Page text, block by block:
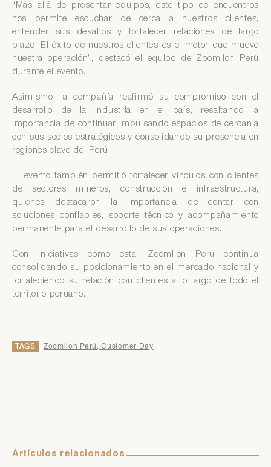
“Más allá de presentar equipos, este tipo de encuentros
nos permite escuchar de cerca a nuestros clientes,
entender sus desafíos y fortalecer relaciones de largo
plazo. El éxito de nuestros clientes es el motor que mueve
nuestra operación”, destacó el equipo de Zoomlion Perú
durante el evento.
Asimismo, la compañía reafirmó su compromiso con el
desarrollo de la industria en el país, resaltando la
importancia de continuar impulsando espacios de cercanía
con sus socios estratégicos y consolidando su presencia en
regiones clave del Perú.
El evento también permitió fortalecer vínculos con clientes
de sectores mineros, construcción e infraestructura,
quienes destacaron la importancia de contar con
soluciones confiables, soporte técnico y acompañamiento
permanente para el desarrollo de sus operaciones.
Con iniciativas como esta, Zoomlion Perú continúa
consolidando su posicionamiento en el mercado nacional y
fortaleciendo su relación con clientes a lo largo de todo el
territorio peruano.
TAGS Zoomlion Perú, Customer Day
Artículos relacionados